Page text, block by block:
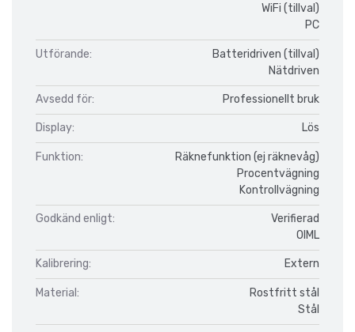
WiFi (tillval)
PC
Utförande:
Batteridriven (tillval)
Nätdriven
Avsedd för: Professionellt bruk
Display: Lös
Funktion:
Räknefunktion (ej räknevåg)
Procentvägning
Kontrollvägning
Godkänd enligt:
Verifierad
OIML
Kalibrering: Extern
Material:
Rostfritt stål
Stål